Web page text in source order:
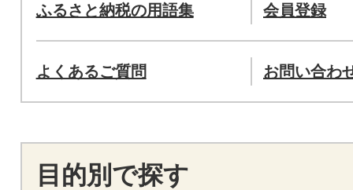
ふるさと納税の用語集 会員登録
よくあるご質問 お問い合わ
目的別で探す